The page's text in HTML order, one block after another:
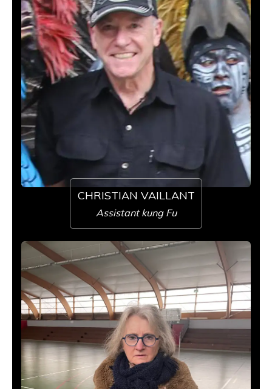
CHRISTIAN VAILLANT
Assistant kung Fu